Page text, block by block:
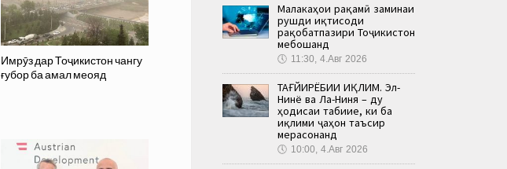
Имрӯз дар Тоҷикистон чангу
ғубор ба амал меояд
Малакаҳои рақамӣ заминаи
рушди иқтисоди
рақобатпазири Тоҷикистон
мебошанд
🕔 11:30, 4.Авг 2026
ТАҒЙИРЁБИИ ИҚЛИМ. Эл-
Нинё ва Ла-Ниня – ду
ҳодисаи табиие, ки ба
иқлими ҷаҳон таъсир
мерасонанд
🕔 10:00, 4.Авг 2026